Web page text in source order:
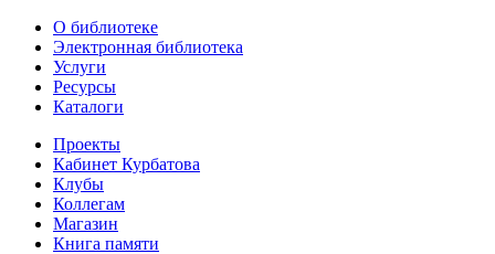
О библиотеке
Электронная библиотека
Услуги
Ресурсы
Каталоги
Проекты
Кабинет Курбатова
Клубы
Коллегам
Магазин
Книга памяти